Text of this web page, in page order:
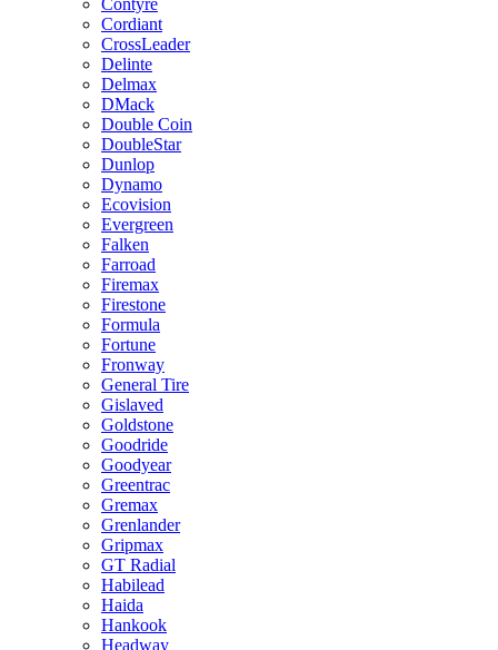
Contyre
Cordiant
CrossLeader
Delinte
Delmax
DMack
Double Coin
DoubleStar
Dunlop
Dynamo
Ecovision
Evergreen
Falken
Farroad
Firemax
Firestone
Formula
Fortune
Fronway
General Tire
Gislaved
Goldstone
Goodride
Goodyear
Greentrac
Gremax
Grenlander
Gripmax
GT Radial
Habilead
Haida
Hankook
Headway